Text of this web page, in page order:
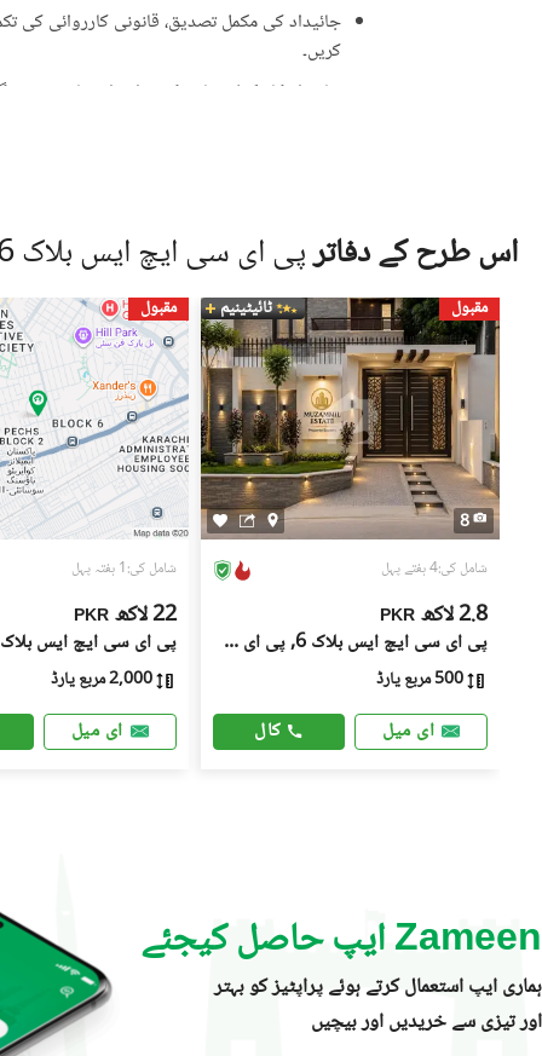
جائیداد کی مکمل تصدیق، قانونی کارروائی کی
کریں۔
جائیداد کا مکمل معائنہ کریں اور اشتہار میں
ایسی پیشکشوں سے ہوشیار رہیں جو حقیقت
کارڈ (CNIC)۔
قانونی مشیر یا متعلقہ لینڈ اتھارٹی سے
جائیداد دیکھنے کے لیے کبھی بھی اکیلے نہ
جب تک دوسرا فریق مکمل طور پر قابلِ اعتبار نہ
زمین ڈاٹ کام صارفین کی طرف سے دیے گئے اشتہارات
(لسٹنگز) کی درستگی، حقیقت، اور قانونی حیثیت
ہمیشہ مکمل تحقیقات کریں اور پیشہ ور قانونی یا
اس طرح کے دفاترپی ای سی ایچ ایس بلاک 6 کے آس پاس
مقبول
شامل کی:1 ہفتہ پہل
PKR 22 لاکھ
2,000 مربع یارڈ
ای میل
مقبول ٹائیٹینیم
8
شامل کی:4 ہفتے پہل
PKR 2.8 لاکھ
پی ای سی ایچ ایس بلاک 6, پی ای سی ایچ ایس
500 مربع یارڈ
ای میل کال
Zameen ایپ حاصل کیجئے
ہماری ایپ استعمال کرتے ہوئے پراپٹیز کو بہتر
اور تیزی سے خریدیں اور بیچیں